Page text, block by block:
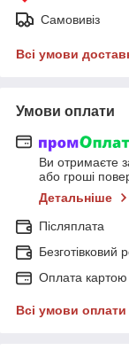
Самовивіз
Всі умови
Умови оплати
Ви отримаєте
або гроші
Детальніше
Післяплата
Безготівковий
Оплата
Всі умови оплати